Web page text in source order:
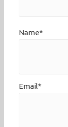
Name*
Email*